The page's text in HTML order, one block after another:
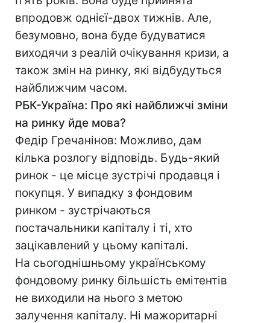
впродовж однієї-двох тижнів. Але,
безумовно, вона буде будуватися
виходячи з реалій очікування кризи, а
також змін на ринку, які відбудуться
найближчим часом.
РБК-Україна: Про які найближчі зміни
на ринку йде мова?
Федір Гречанінов: Можливо, дам
кілька розлогу відповідь. Будь-який
ринок - це місце зустрічі продавця і
покупця. У випадку з фондовим
ринком - зустрічаються
постачальники капіталу і ті, хто
зацікавлений у цьому капіталі.
На сьогоднішньому українському
фондовому ринку більшість емітентів
не виходили на нього з метою
залучення капіталу. Ні мажоритарні